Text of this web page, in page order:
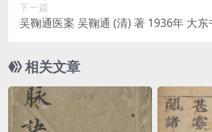
下一篇
吴鞠通医案 吴鞠通 (清) 著 1936年 大东
相关文章